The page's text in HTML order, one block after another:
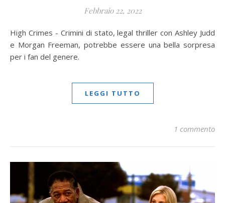
Febbraio 22, 2022
High Crimes - Crimini di stato, legal thriller con Ashley Judd
e Morgan Freeman, potrebbe essere una bella sorpresa
per i fan del genere.
LEGGI TUTTO
1 commento